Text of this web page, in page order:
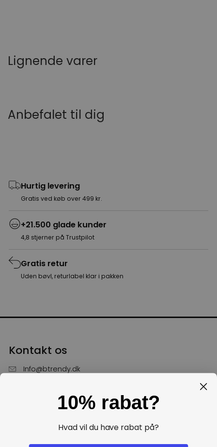
Lignende varer
Anbefalet til dig
Hurtig levering
Gratis ved køb over 499 kr.
+21.500 glade kunder
4,8 stjerner på Trustpilot
Gratis retur
Uden bøvl, returlabel klar i pakken
Kontakt os
Info@btrendy.dk
Hverdage fra kl. 10 - 16
10% rabat?
Hvad vil du have rabat på?